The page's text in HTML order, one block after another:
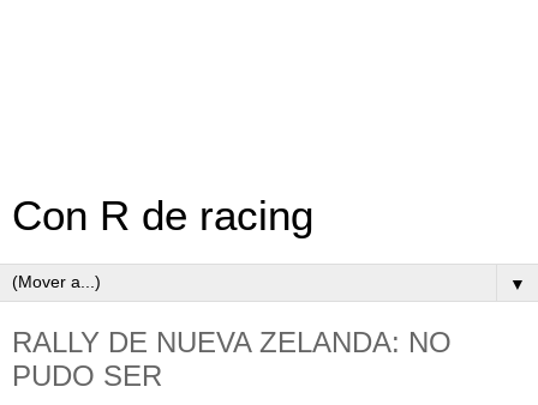
Con R de racing
▼
RALLY DE NUEVA ZELANDA: NO
PUDO SER